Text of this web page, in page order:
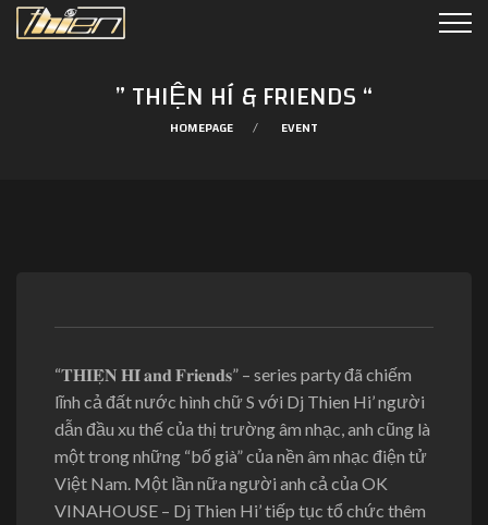
” THIỆN HÍ & FRIENDS “
HOMEPAGE EVENT
“𝐓𝐇𝐈𝐄̣̂𝐍 𝐇𝐈́ 𝐚𝐧𝐝 𝐅𝐫𝐢𝐞𝐧𝐝𝐬” – series party đã chiếm
lĩnh cả đất nước hình chữ S với Dj Thien Hi’ người
dẫn đầu xu thế của thị trường âm nhạc, anh cũng là
một trong những “bố già” của nền âm nhạc điện tử
Việt Nam. Một lần nữa người anh cả của OK
VINAHOUSE – Dj Thien Hi’ tiếp tục tổ chức thêm